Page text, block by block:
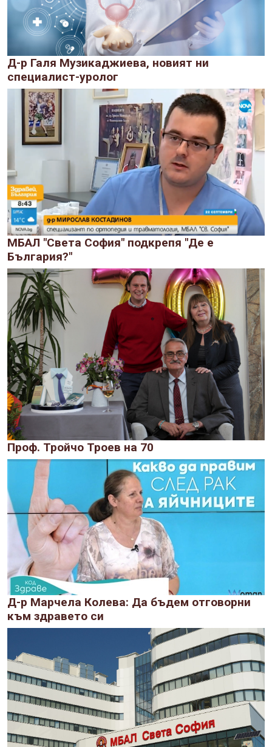
Д-р Галя Музикаджиева, новият ни
специалист-уролог
МБАЛ "Света София" подкрепя "Де е
България?"
Проф. Тройчо Троев на 70
Д-р Марчела Колева: Да бъдем отговорни
към здравето си